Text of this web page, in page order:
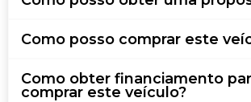
Como posso comprar este
Como obter financiamento
comprar este veículo?